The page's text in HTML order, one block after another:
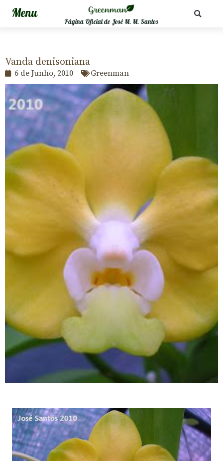
Página Oficial de José M. M. Santos
Vanda denisoniana
6 de Junho, 2010 Greenman